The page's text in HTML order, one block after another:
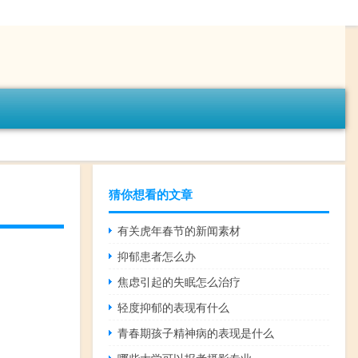
猜你想看的文章
有关虎年春节的新闻素材
抑郁患者怎么办
焦虑引起的失眠怎么治疗
轻度抑郁的表现有什么
青春期孩子精神病的表现是什么